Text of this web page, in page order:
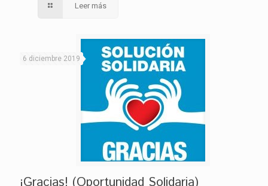
Leer más
6 diciembre 2019
¡Gracias! (Oportunidad Solidaria)